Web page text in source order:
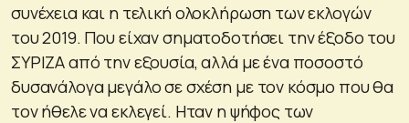
συνέχεια και η τελική ολοκλήρωση των εκλογών
του 2019. Που είχαν σηματοδοτήσει την έξοδο του
ΣΥΡΙΖΑ από την εξουσία, αλλά με ένα ποσοστό
δυσανάλογα μεγάλο σε σχέση με τον κόσμο που θα
τον ήθελε να εκλεγεί. Ηταν η ψήφος των